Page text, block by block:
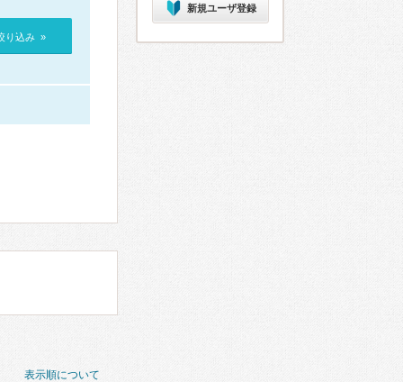
り込み »
表示順について
新規ユーザ登録